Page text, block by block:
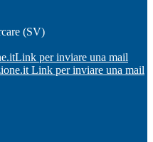
(SV)
Link per inviare una mail
Link per inviare una mail